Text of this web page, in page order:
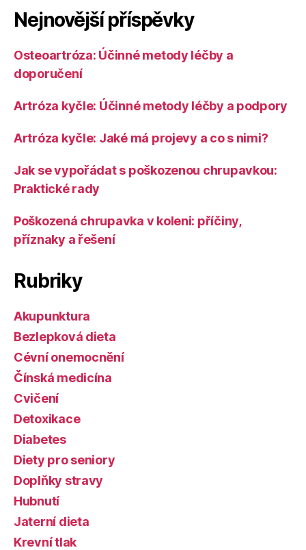
Nejnovější příspěvky
Osteoartróza: Účinné metody léčby a
doporučení
Artróza kyčle: Účinné metody léčby a podpory
Artróza kyčle: Jaké má projevy a co s nimi?
Jak se vypořádat s poškozenou chrupavkou:
Praktické rady
Poškozená chrupavka v koleni: příčiny,
příznaky a řešení
Rubriky
Akupunktura
Bezlepková dieta
Cévní onemocnění
Čínská medicína
Cvičení
Detoxikace
Diabetes
Diety pro seniory
Doplňky stravy
Hubnutí
Jaterní dieta
Krevní tlak